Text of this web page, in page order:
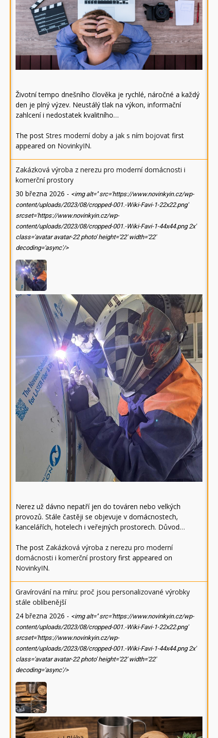
Životní tempo dnešního člověka je rychlé, náročné a každý
den je plný výzev. Neustálý tlak na výkon, informační
zahlcení i nedostatek kvalitního…
The post Stres moderní doby a jak s ním bojovat first
appeared on NovinkyIN.
Zakázková výroba z nerezu pro moderní domácnosti i
komerční prostory
30 března 2026 - <img alt='' src='https://www.novinkyin.cz/wp-
content/uploads/2023/08/cropped-001.-Wiki-Favi-1-22x22.png'
srcset='https://www.novinkyin.cz/wp-
content/uploads/2023/08/cropped-001.-Wiki-Favi-1-44x44.png 2x'
class='avatar avatar-22 photo' height='22' width='22'
decoding='async'/>
Nerez už dávno nepatří jen do továren nebo velkých
provozů. Stále častěji se objevuje v domácnostech,
kancelářích, hotelech i veřejných prostorech. Důvod…
The post Zakázková výroba z nerezu pro moderní
domácnosti i komerční prostory first appeared on
NovinkyIN.
Gravírování na míru: proč jsou personalizované výrobky
stále oblíbenější
24 března 2026 - <img alt='' src='https://www.novinkyin.cz/wp-
content/uploads/2023/08/cropped-001.-Wiki-Favi-1-22x22.png'
srcset='https://www.novinkyin.cz/wp-
content/uploads/2023/08/cropped-001.-Wiki-Favi-1-44x44.png 2x'
class='avatar avatar-22 photo' height='22' width='22'
decoding='async'/>